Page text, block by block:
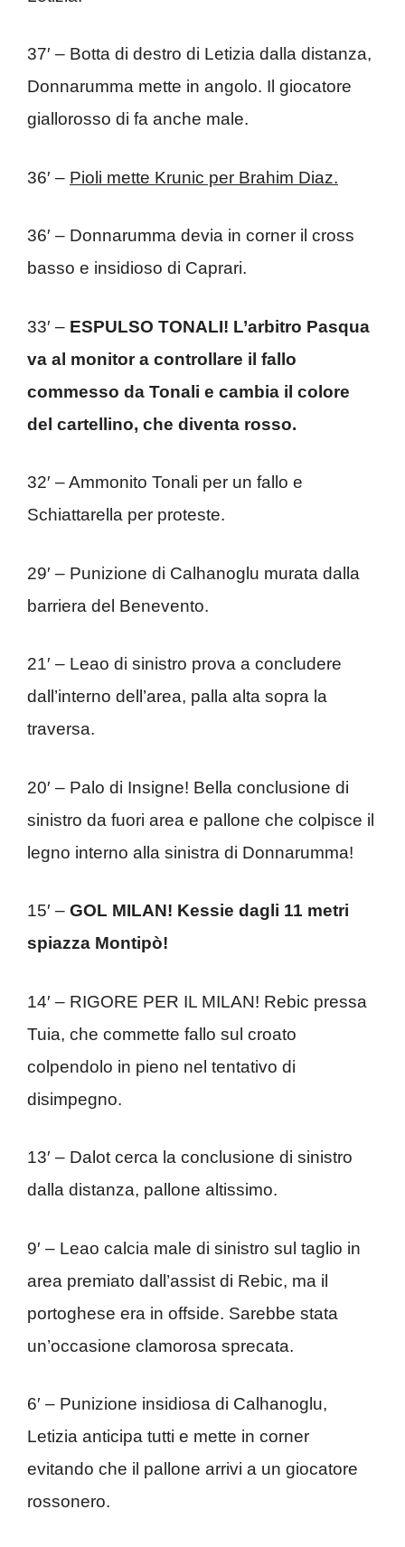
37′ – Botta di destro di Letizia dalla distanza,
Donnarumma mette in angolo. Il giocatore
giallorosso di fa anche male.
36′ – Pioli mette Krunic per Brahim Diaz.
36′ – Donnarumma devia in corner il cross
basso e insidioso di Caprari.
33′ – ESPULSO TONALI! L’arbitro Pasqua
va al monitor a controllare il fallo
commesso da Tonali e cambia il colore
del cartellino, che diventa rosso.
32′ – Ammonito Tonali per un fallo e
Schiattarella per proteste.
29′ – Punizione di Calhanoglu murata dalla
barriera del Benevento.
21′ – Leao di sinistro prova a concludere
dall’interno dell’area, palla alta sopra la
traversa.
20′ – Palo di Insigne! Bella conclusione di
sinistro da fuori area e pallone che colpisce il
legno interno alla sinistra di Donnarumma!
15′ – GOL MILAN! Kessie dagli 11 metri
spiazza Montipò!
14′ – RIGORE PER IL MILAN! Rebic pressa
Tuia, che commette fallo sul croato
colpendolo in pieno nel tentativo di
disimpegno.
13′ – Dalot cerca la conclusione di sinistro
dalla distanza, pallone altissimo.
9′ – Leao calcia male di sinistro sul taglio in
area premiato dall’assist di Rebic, ma il
portoghese era in offside. Sarebbe stata
un’occasione clamorosa sprecata.
6′ – Punizione insidiosa di Calhanoglu,
Letizia anticipa tutti e mette in corner
evitando che il pallone arrivi a un giocatore
rossonero.